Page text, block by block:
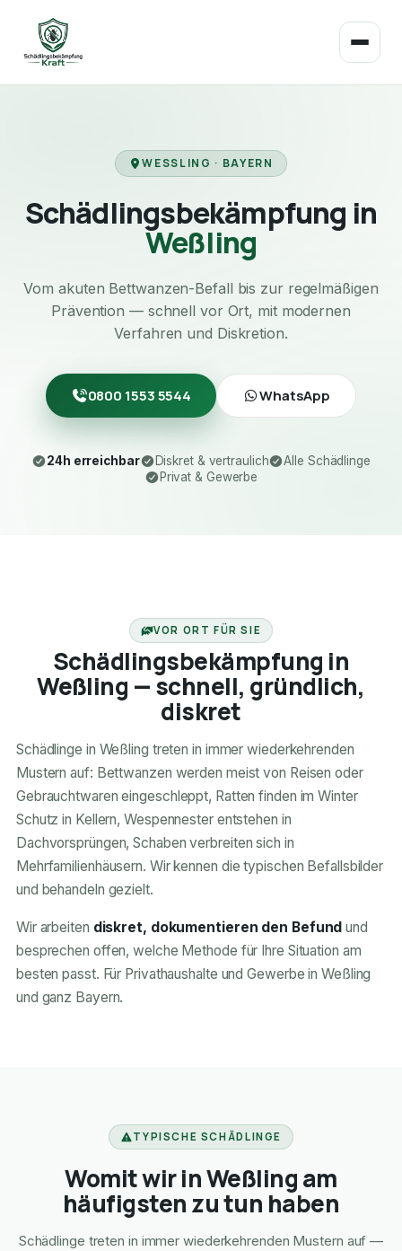
WESSLING · BAYERN
Schädlingsbekämpfung in
Weßling
Vom akuten Bettwanzen-Befall bis zur regelmäßigen
Prävention — schnell vor Ort, mit modernen
Verfahren und Diskretion.
0800 1553 5544 WhatsApp
24h erreichbar Diskret & vertraulich
Alle Schädlinge
Privat & Gewerbe
VOR ORT FÜR SIE
Schädlingsbekämpfung in
Weßling — schnell, gründlich,
diskret
Schädlinge in Weßling treten in immer wiederkehrenden
Mustern auf: Bettwanzen werden meist von Reisen oder
Gebrauchtwaren eingeschleppt, Ratten finden im Winter
Schutz in Kellern, Wespennester entstehen in
Dachvorsprüngen, Schaben verbreiten sich in
Mehrfamilienhäusern. Wir kennen die typischen Befallsbilder
und behandeln gezielt.
Wir arbeiten diskret, dokumentieren den Befund und
besprechen offen, welche Methode für Ihre Situation am
besten passt. Für Privathaushalte und Gewerbe in Weßling
und ganz Bayern.
TYPISCHE SCHÄDLINGE
Womit wir in Weßling am
häufigsten zu tun haben
Schädlinge treten in immer wiederkehrenden Mustern auf —